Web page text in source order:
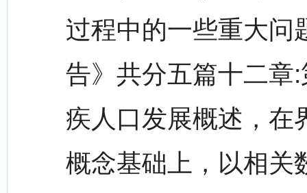
过程中的一些重大问
告》共分五篇十二章
疾人口发展概述，在
概念基础上，以相关